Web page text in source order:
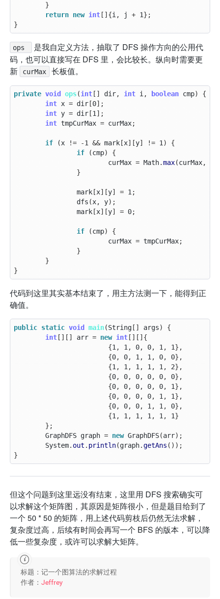
}
return new int[]{i , j + 1};
}
ops
是我自定义方法，抽取了 DFS 操作方向的公用代
码，也可以直接写在 DFS 里，会比较长。纵向时需要更
新
curMax 长板值。
private void ops(int[] dir, int i, boolean cmp)
{
int x = dir[0];
int y = dir[1];
int tmpCurMax = curMax;
if (x != -1 && mark[x][y] != 1)
{
if
(cmp)
{
curMax = Math.max(curMax,
}
mark[x][y] = 1;
dfs (x, y);
mark[x][y] = 0;
if (cmp)
{
curMax = tmpCurMax;
}
}
}
代码到这里其实基本结束了，用主方法测一下，能得到正
确值。
public static void main(String[] args)
{
int[][] arr = new int[][]{
{1 , 1 , 0, 0, 1 , 1},
{0, 0, 1 , 1 , 0, 0},
{1 , 1 , 1 , 1 , 1 , 2},
{0, 0, 0, 0, 0, 0},
{0, 0, 0, 0, 0, 1},
{0, 0, 0, 0, 1 , 1},
{0, 0, 0, 1 , 1 , 0},
{1 , 1 , 1 , 1 , 1 , 1}
};
GraphDFS graph = new GraphDFS(arr);
System. out . println(graph.getAns ());
}
但这个问题到这里远没有结束，这里用 DFS 搜索确实可
以求解这个矩阵图，其原因是矩阵很小，但是题目给到了
一个 50 * 50 的矩阵，用上述代码剪枝后仍然无法求解，
复杂度过高，后续有时间会再写一个 BFS 的版本，可以降
低一些复杂度，或许可以求解大矩阵。
标题：记一个图算法的求解过程
作者： Jeffrey